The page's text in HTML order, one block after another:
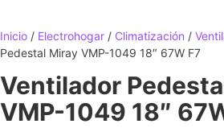
Inicio / Electrohogar / Climatización /
Pedestal Miray VMP-1049 18″ 67W F7
Ventilador
VMP-1049 18″